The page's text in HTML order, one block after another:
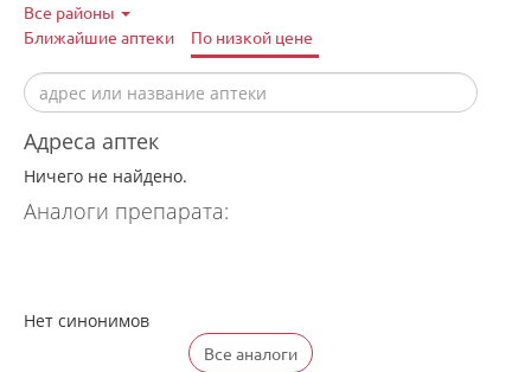
Все районы
Ближайшие аптеки
По низкой цене
Адреса аптек
Ничего не найдено.
Аналоги препарата:
Нет синонимов
Все аналоги